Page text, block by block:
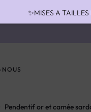
Pendentif or et camée
✨MISES A